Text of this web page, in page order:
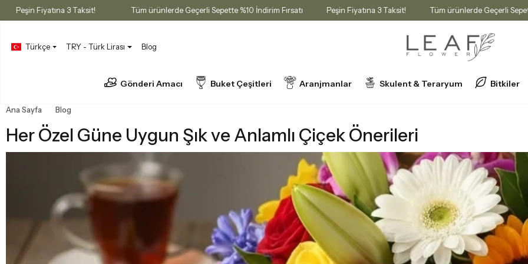
Peşin Fiyatına 3 Taksit! Tüm ürünlerde Geçerli Sepette %10 İndirim Fırsatı Peşin Fiyatına 3 Taksit! Tüm ürünlerde
Türkçe TRY - Türk Lirası Blog
Gönderi Amacı Buket Çeşitleri Aranjmanlar Skulent & Teraryum Bitkiler
Ana Sayfa Blog
Her Özel Güne Uygun Şık ve Anlamlı Çiçek Önerileri